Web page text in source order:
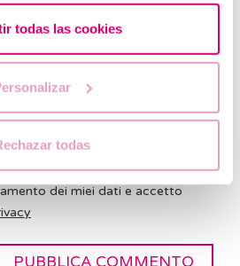
todas las cookies
todas
dei miei dati e accetto